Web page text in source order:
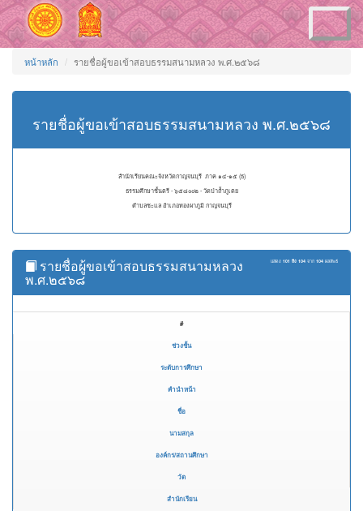
Toggle
navigation
หน้าหลัก รายชื่อผู้ขอเข้าสอบธรรมสนามหลวง พ.ศ.๒๕๖๘
รายชื่อผู้ขอเข้าสอบธรรมสนามหลวง พ.ศ.๒๕๖๘
สำนักเรียนคณะจังหวัดกาญจนบุรี ภาค ๑๔-๑๕ (ธ)
ธรรมศึกษาชั้นตรี - ๖๕๘๐๐๒ - วัดป่าถ้ำภูเตย
ตำบลชะแล อำเภอทองผาภูมิ กาญจนบุรี
แสดง 101 ถึง 104 จาก 104 ผลลัพธ์
รายชื่อผู้ขอเข้าสอบธรรมสนามหลวง
พ.ศ.๒๕๖๘
#
ช่วงชั้น
ระดับการศึกษา
คำนำหน้า
ชื่อ
นามสกุล
องค์กร/สถานศึกษา
วัด
สำนักเรียน